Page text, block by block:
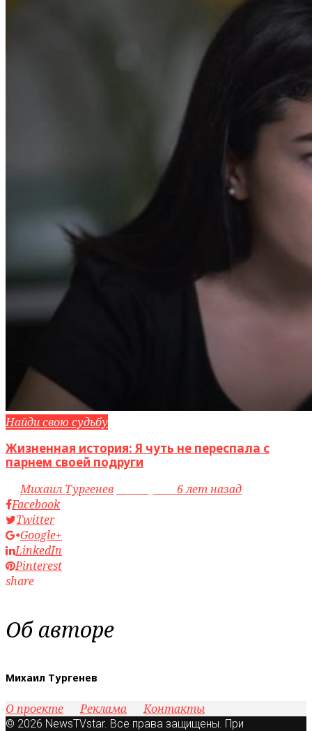
Найди свою судьбу
Жизненная история: Я чуть не переспала с
парнем своей подруги
byМихаил Тургенев
6 лет назад
Facebook
Twitter
Google+
LinkedIn
Pinterest
share
Об авторе
Михаил Тургенев
О проекте Реклама Контакты
© 2026 NewsTVstar. Все права защищены. При